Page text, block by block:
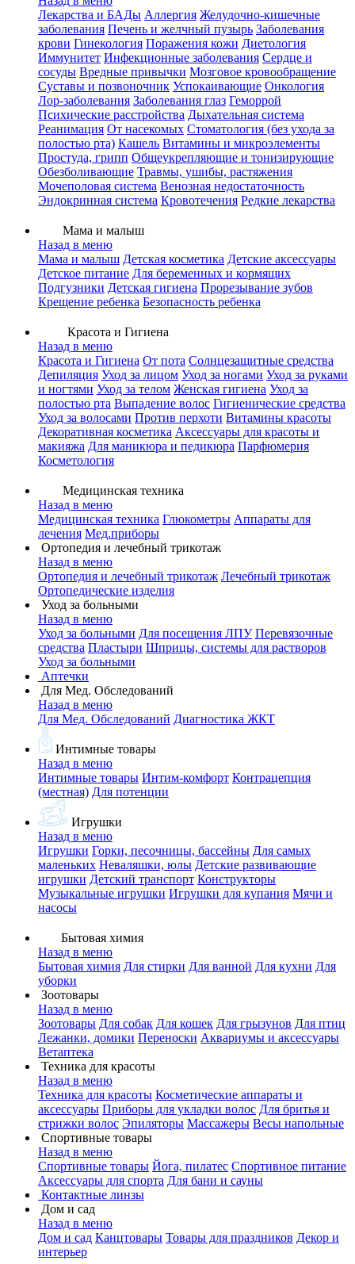
Лекарства и БАДы Аллергия Желудочно-кишечные
заболевания Печень и желчный пузырь Заболевания
крови Гинекология Поражения кожи Диетология
Иммунитет Инфекционные заболевания Сердце и
сосуды Вредные привычки Мозговое кровообращение
Суставы и позвоночник Успокаивающие Онкология
Лор-заболевания Заболевания глаз Геморрой
Психические расстройства Дыхательная система
Реанимация От насекомых Стоматология (без ухода за
полостью рта) Кашель Витамины и микроэлементы
Простуда, грипп Общеукрепляющие и тонизирующие
Обезболивающие Травмы, ушибы, растяжения
Мочеполовая система Венозная недостаточность
Эндокринная система Кровотечения Редкие лекарства
Мама и малыш
Назад в меню
Мама и малыш Детская косметика Детские аксессуары
Детское питание Для беременных и кормящих
Подгузники Детская гигиена Прорезывание зубов
Крещение ребенка Безопасность ребенка
Красота и Гигиена
Назад в меню
Красота и Гигиена От пота Солнцезащитные средства
Депиляция Уход за лицом Уход за ногами Уход за руками
и ногтями Уход за телом Женская гигиена Уход за
полостью рта Выпадение волос Гигиенические средства
Уход за волосами Против перхоти Витамины красоты
Декоративная косметика Аксессуары для красоты и
макияжа Для маникюра и педикюра Парфюмерия
Косметология
Медицинская техника
Назад в меню
Медицинская техника Глюкометры Аппараты для
лечения Мед.приборы
Ортопедия и лечебный трикотаж
Назад в меню
Ортопедия и лечебный трикотаж Лечебный трикотаж
Ортопедические изделия
Уход за больными
Назад в меню
Уход за больными Для посещения ЛПУ Перевязочные
средства Пластыри Шприцы, системы для растворов
Уход за больными
Аптечки
Для Мед. Обследований
Назад в меню
Для Мед. Обследований Диагностика ЖКТ
Интимные товары
Назад в меню
Интимные товары Интим-комфорт Контрацепция
(местная) Для потенции
Игрушки
Назад в меню
Игрушки Горки, песочницы, бассейны Для самых
маленьких Неваляшки, юлы Детские развивающие
игрушки Детский транспорт Конструкторы
Музыкальные игрушки Игрушки для купания Мячи и
насосы
Бытовая химия
Назад в меню
Бытовая химия Для стирки Для ванной Для кухни Для
уборки
Зоотовары
Назад в меню
Зоотовары Для собак Для кошек Для грызунов Для птиц
Лежанки, домики Переноски Аквариумы и аксессуары
Ветаптека
Техника для красоты
Назад в меню
Техника для красоты Косметические аппараты и
аксессуары Приборы для укладки волос Для бритья и
стрижки волос Эпиляторы Массажеры Весы напольные
Спортивные товары
Назад в меню
Спортивные товары Йога, пилатес Спортивное питание
Аксессуары для спорта Для бани и сауны
Контактные линзы
Дом и сад
Назад в меню
Дом и сад Канцтовары Товары для праздников Декор и
интерьер